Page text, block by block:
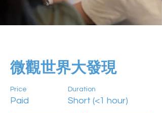
微觀世界大發現
Price
Paid
Duration
Short (<1 hour)